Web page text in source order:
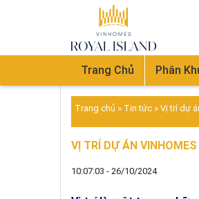
Trang Chủ Phân
Trang chủ » Tin tức » Vị trí dự
VỊ TRÍ DỰ ÁN
10:07:03 - 26/10/2024